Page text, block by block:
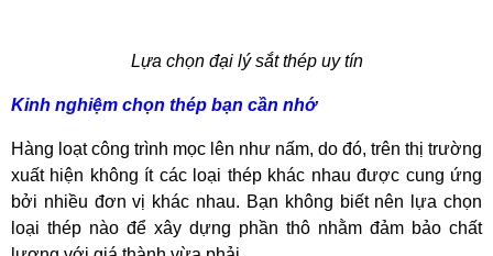
Lựa chọn đại lý sắt thép uy tín
Kinh nghiệm chọn thép bạn cần nhớ
Hàng loạt công trình mọc lên như nấm, do đó, trên thị trường
xuất hiện không ít các loại thép khác nhau được cung ứng
bởi nhiều đơn vị khác nhau. Bạn không biết nên lựa chọn
loại thép nào để xây dựng phần thô nhằm đảm bảo chất